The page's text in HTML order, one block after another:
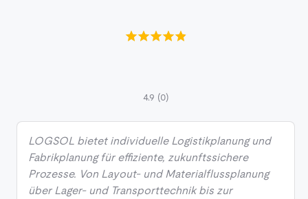
4.9 (0)
LOGSOL bietet individuelle Logistikplanung und
Fabrikplanung für effiziente, zukunftssichere
Prozesse. Von Layout- und Materialflussplanung
über Lager- und Transporttechnik bis zur